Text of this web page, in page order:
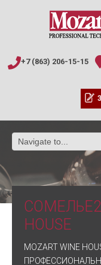
+7 (863) 206-15-15
СОМЕЛЬЕ2
HOUSE
MOZART WINE